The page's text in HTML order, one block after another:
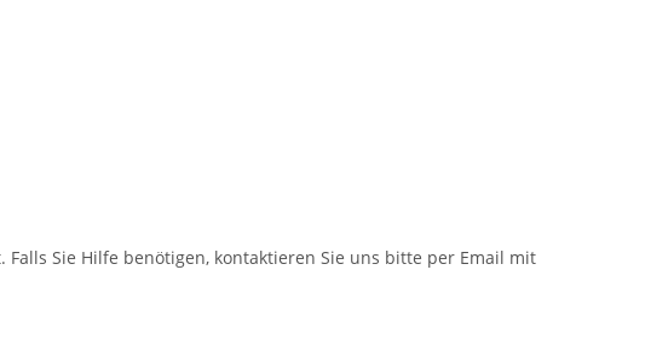
Sie Hilfe benötigen, kontaktieren Sie uns bitte per Email mit